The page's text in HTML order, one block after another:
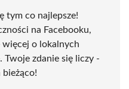
tym co najlepsze!
na Facebooku,
więcej o lokalnych
Twoje zdanie się liczy -
bieżąco!